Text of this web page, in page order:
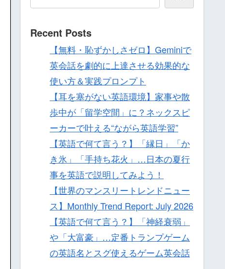
Recent Posts
【無料・恥ずかしさゼロ】Geminiで
英会話を劇的に上達させる効果的な
使い方＆実践プロンプト
【耳を塞がない英語環境】家事や散
歩中が「留学空間」に？ネックスピ
ーカーで叶える“ながら英語学習”
【英語で何て言う？】「縁日」「か
き氷」「手持ち花火」…日本の夏行
事を英語で説明してみよう！
【世界のマンスリートレンドニュー
ス】Monthly Trend Report: July 2026
【英語で何て言う？】「神経衰弱」
や「大富豪」…定番トランプゲーム
の英語名とスグ使えるゲーム英会話